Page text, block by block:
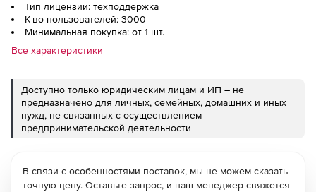
Тип лицензии: техподдержка
К-во пользователей: 3000
Минимальная покупка: от 1 шт.
Все характеристики
Доступно только юридическим лицам и ИП – не
предназначено для личных, семейных, домашних и иных
нужд, не связанных с осуществлением
предпринимательской деятельности
В связи с особенностями поставок, мы не можем сказать
точную цену. Оставьте запрос, и наш менеджер свяжется